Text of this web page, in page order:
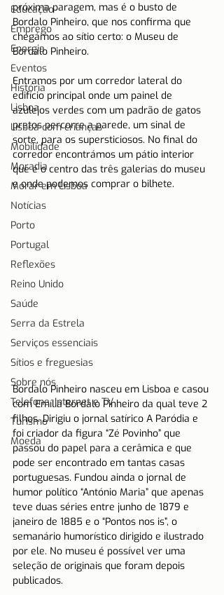
Educação
Emprego
Energia
Eventos
História
Lisboa
Lisboa com crianças
Mobilidade
Moradia
Morar em Lisboa
Notícias
Porto
Portugal
Reflexões
Reino Unido
Saúde
Serra da Estrela
Serviços essenciais
Sítios e freguesias
Sobre nós
Telefone, Internet e TV
Turismo
Moeda
próxima paragem, mas é o busto de
Bordalo Pinheiro, que nos confirma que
chegámos ao sítio certo: o Museu de
Bordalo Pinheiro.
Entramos por um corredor lateral do
edifício principal onde um painel de
azulejos verdes com um padrão de gatos
pretos percorre a parede, um sinal de
sorte, para os supersticiosos. No final do
corredor encontrámos um pátio interior
que é o centro das três galerias do museu
e onde podemos comprar o bilhete.
Bordalo Pinheiro nasceu em Lisboa e casou
com Emília Bordalo Pinheiro da qual teve 2
filhos. Dirigiu o jornal satírico A Paródia e
foi criador da figura “Zé Povinho” que
passou do papel para a cerâmica e que
pode ser encontrado em tantas casas
portuguesas. Fundou ainda o jornal de
humor político “António Maria” que apenas
teve duas séries entre junho de 1879 e
janeiro de 1885 e o “Pontos nos is”, o
semanário humorístico dirigido e ilustrado
por ele. No museu é possível ver uma
seleção de originais que foram depois
publicados.